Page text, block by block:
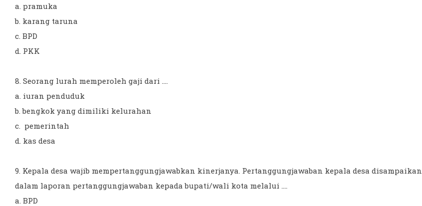
a. pramuka
b. karang taruna
c. BPD
d. PKK
8. Seorang lurah memperoleh gaji dari ....
a. iuran penduduk
b. bengkok yang dimiliki kelurahan
c. pemerintah
d. kas desa
9. Kepala desa wajib mempertanggungjawabkan kinerjanya. Pertanggungjawaban kepala desa disampaikan
dalam laporan pertanggungjawaban kepada bupati/wali kota melalui ....
a. BPD